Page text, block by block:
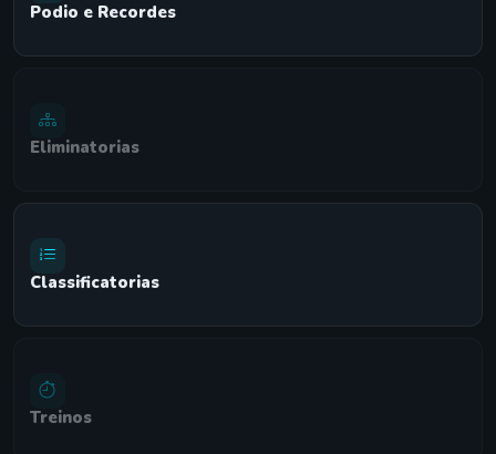
Podio e Recordes
Eliminatorias
Classificatorias
Treinos